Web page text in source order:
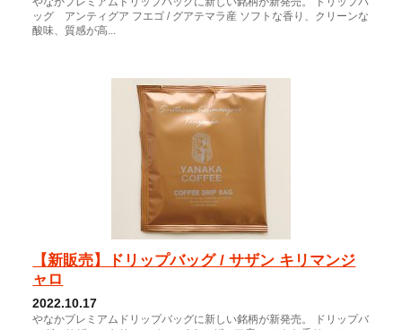
ッグ アンティグア フエゴ / グアテマラ産 ソフトな香り、クリーンな
酸味、質感が高...
【新販売】ドリップバッグ / サザン キリマンジ
ャロ
2022.10.17
やなかプレミアムドリップバッグに新しい銘柄が新発売。 ドリップバ